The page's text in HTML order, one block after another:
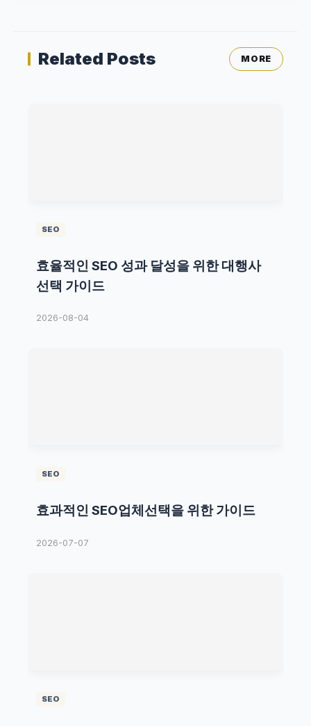
Related Posts MORE
SEO
효율적인 SEO 성과 달성을 위한 대행사
선택 가이드
2026-08-04
SEO
효과적인 SEO업체선택을 위한 가이드
2026-07-07
SEO